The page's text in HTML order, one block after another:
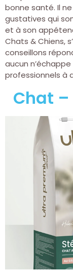
bonne santé. Il
gustatives qui
et à son
Chats & Chiens,
conseillons
aucun
professionnels à
Chat